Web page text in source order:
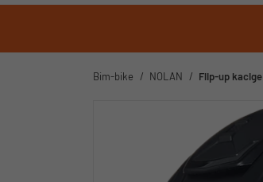
Bim-bike NOLAN Flip-up kacige